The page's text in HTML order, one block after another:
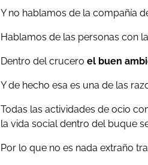
Y no hablamos de la compañía
Hablamos de las personas con
Dentro del crucero el buen
Y de hecho esa es una de las
Todas las actividades de ocio
la vida social dentro del buque
Por lo que no es nada extraño